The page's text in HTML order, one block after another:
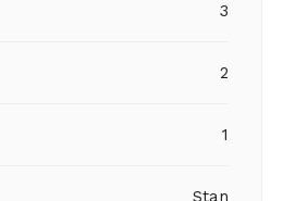
3
2
1
Stan